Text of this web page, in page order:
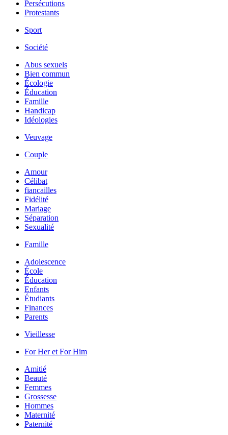
Persécutions
Protestants
Sport
Société
Abus sexuels
Bien commun
Écologie
Éducation
Famille
Handicap
Idéologies
Veuvage
Couple
Amour
Célibat
fiancailles
Fidélité
Mariage
Séparation
Sexualité
Famille
Adolescence
École
Éducation
Enfants
Étudiants
Finances
Parents
Vieillesse
For Her et For Him
Amitié
Beauté
Femmes
Grossesse
Hommes
Maternité
Paternité